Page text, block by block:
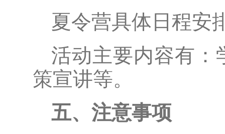
夏令营具体日程安
活动主要内容有：
策宣讲等。
五、注意事项